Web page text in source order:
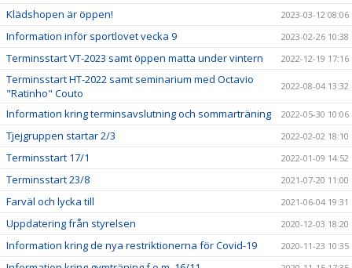
Klädshopen är öppen! 2023-03-12 08:06
Information inför sportlovet vecka 9 2023-02-26 10:38
Terminsstart VT-2023 samt öppen matta under vintern 2022-12-19 17:16
Terminsstart HT-2022 samt seminarium med Octavio
"Ratinho" Couto
2022-08-04 13:32
Information kring terminsavslutning och sommarträning 2022-05-30 10:06
Tjejgruppen startar 2/3 2022-02-02 18:10
Terminsstart 17/1 2022-01-09 14:52
Terminsstart 23/8 2021-07-20 11:00
Farväl och lycka till 2021-06-04 19:31
Uppdatering från styrelsen 2020-12-03 18:20
Information kring de nya restriktionerna för Covid-19 2020-11-23 10:35